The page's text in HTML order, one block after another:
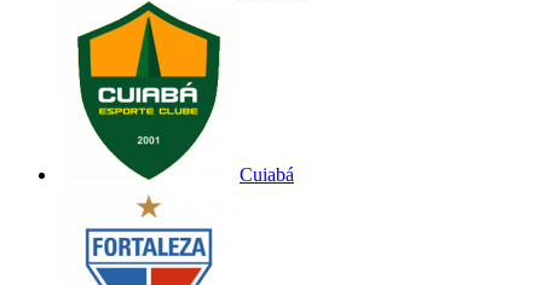
Cuiabá